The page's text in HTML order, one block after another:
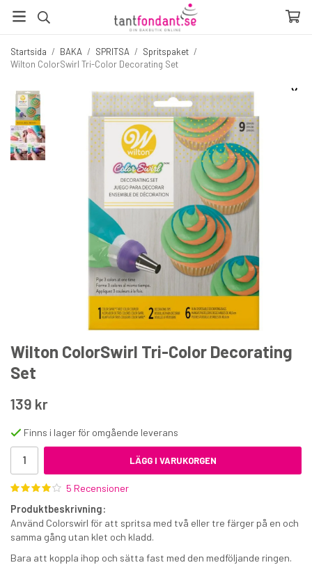
Startsida / BAKA / SPRITSA / Spritspaket /
Wilton ColorSwirl Tri-Color Decorating Set
Fler produkter du inte vill missa
Wilton Spritspåse 12-pack 40 cm
99 kr
KÖP
☓
Wilton ColorSwirl Tri-Color Decorating
Set
139 kr
Finns i lager för omgående leverans
LÄGG I VARUKORGEN
5 Recensioner
Produktbeskrivning:
Använd Colorswirl för att spritsa med två eller tre färger på en och
samma gång utan klet och kladd.
Bara att koppla ihop och sätta fast med den medföljande ringen.